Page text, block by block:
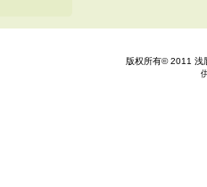
版权所有© 2011 浅